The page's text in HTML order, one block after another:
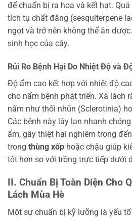
để chuẩn bị ra hoa và kết hạt.
tích tụ chất đắng (sesquiterpene
ngọt và trở nên không thể ăn
sinh học của cây.
Rủi Ro Bệnh Hại Do Nhiệt Độ và
Độ ẩm cao kết hợp với nhiệt độ
cho nấm bệnh phát triển. Xà lách
nấm như thối nhũn (Sclerotinia)
Các bệnh này lây lan nhanh
ẩm, gây thiệt hại nghiêm trọng
trong thùng xốp hoặc chậu giúp
tốt hơn so với trồng trực tiếp dưới
II. Chuẩn Bị Toàn Diện Cho
Lách Mùa Hè
Một sự chuẩn bị kỹ lưỡng là yếu